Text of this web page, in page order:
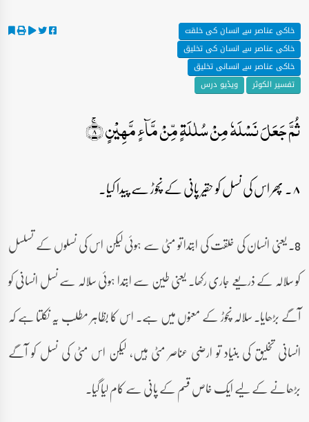
خاکی عناصر سے انسان کی خلقت
خاکی عناصر سے انسان کی تخلیق
خاکی عناصر سے انسانی تخلیق
تفسیر الکوثر
ویڈیو درس
ثُمَّ جَعَلَ نَسۡلَہٗ مِنۡ سُلٰلَۃٍ مِّنۡ مَّآءٍ مَّہِیۡنٍ ۚ﴿۸﴾
۸۔ پھر اس کی نسل کو حقیر پانی کے نچوڑ سے پیدا کیا۔
8۔ یعنی انسان کی خلقت کی ابتدا تو مٹی سے ہوئی لیکن اس کی نسلوں کے تسلسل
کو سلالہ کے ذریعے جاری رکھا۔ یعنی طین سے ابتدا ہوئی سلالہ سے نسل انسانی کو
آگے بڑھایا۔ سلالہ نچوڑ کے معنوں میں ہے۔ اس کا بظاہر مطلب یہ نکلتا ہے کہ
انسانی تخلیق کی بنیاد تو ارضی عناصر مٹی ہیں، لیکن اس مٹی کی نسل کو آگے
بڑھانے کے لیے ایک خاص قسم کے پانی سے کام لیا گیا۔